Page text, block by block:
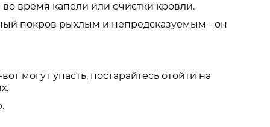
время капели или очистки кровли.
покров рыхлым и непредсказуемым - он
могут упасть, постарайтесь отойти на